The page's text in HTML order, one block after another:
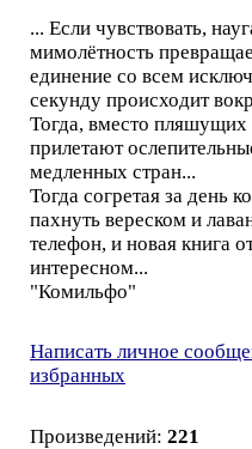
... Если чувствовать,
мимолётность
единение со всем
секунду происходит
Тогда, вместо пляшущих
прилетают
медленных стран...
Тогда согретая за день
пахнуть вереском и
телефон, и новая книга
интересном...
"Комильфо"
Написать личное
избранных
Произведений: 221